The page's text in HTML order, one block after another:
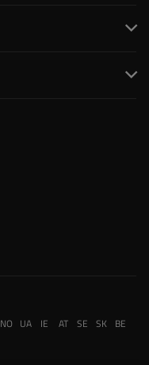
NO UA IE AT SE SK BE